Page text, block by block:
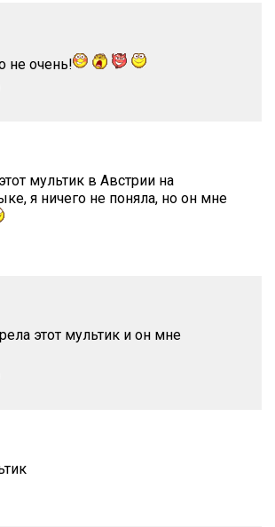
не очень!
мультик в Австрии на
я ничего не поняла, но он мне
этот мультик и он мне